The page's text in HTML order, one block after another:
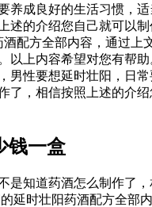
成良好的生活习惯，
的介绍您自己就可以
配方全部内容，通过
上内容希望对您有帮
性要想延时壮阳，日
，相信按照上述的介
钱一盒
知道药酒怎么制作
延时壮阳药酒配方全